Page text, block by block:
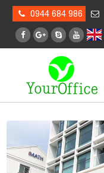
0944 684 986